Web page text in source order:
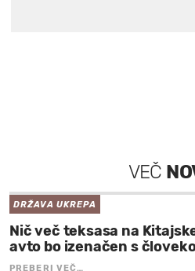
VEČ
DRŽAVA UKREPA
Nič več teksasa na
avto bo izenačen s
PREBERI VEČ…